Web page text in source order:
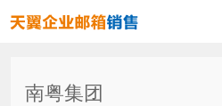
南粤集团